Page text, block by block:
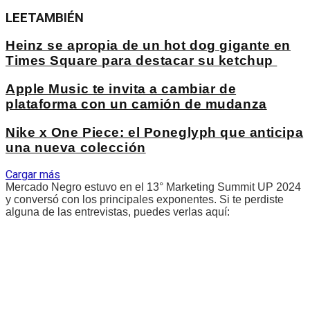
LEETAMBIÉN
Heinz se apropia de un hot dog gigante en
Times Square para destacar su ketchup
Apple Music te invita a cambiar de
plataforma con un camión de mudanza
Nike x One Piece: el Poneglyph que anticipa
una nueva colección
Cargar más
Mercado Negro estuvo en el 13° Marketing Summit UP 2024
y conversó con los principales exponentes. Si te perdiste
alguna de las entrevistas, puedes verlas aquí: